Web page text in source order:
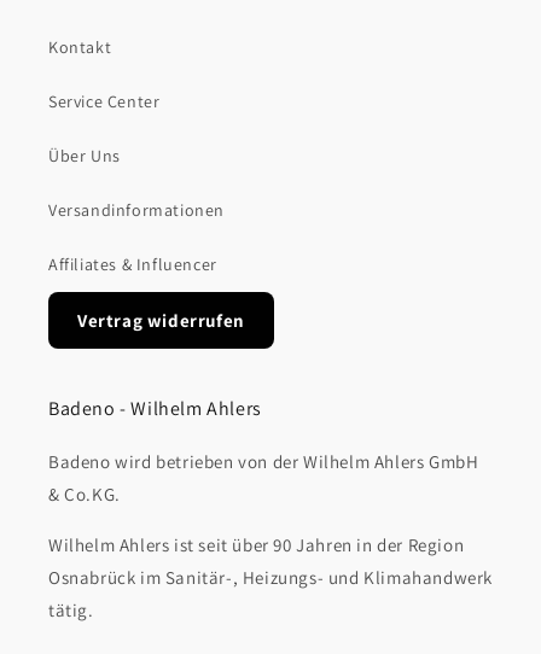
Kontakt
Service Center
Über Uns
Versandinformationen
Affiliates & Influencer
Vertrag widerrufen
Badeno - Wilhelm Ahlers
Badeno wird betrieben von der Wilhelm Ahlers GmbH
& Co.KG.
Wilhelm Ahlers ist seit über 90 Jahren in der Region
Osnabrück im Sanitär-, Heizungs- und Klimahandwerk
tätig.